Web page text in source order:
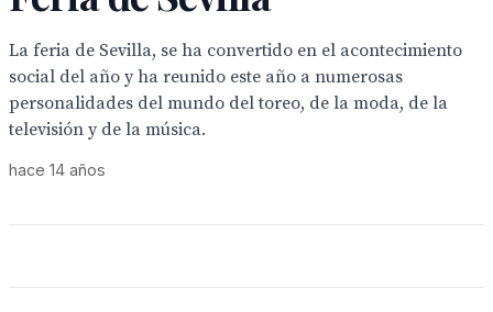
La feria de Sevilla, se ha convertido en el acontecimiento
social del año y ha reunido este año a numerosas
personalidades del mundo del toreo, de la moda, de la
televisión y de la música.
hace 14 años